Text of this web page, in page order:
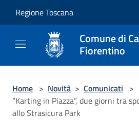
Regione Toscana
Comune di
Fiorentino
Home > Novità > Comunicati >
“Karting in Piazza”, due giorni tra
allo Strasicura Park